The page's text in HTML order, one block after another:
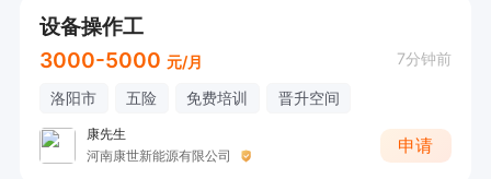
设备操作工
3000-5000 元/月 7分钟前
洛阳市 五险 免费培训 晋升空间
康先生
河南康世新能源有限公司
申请